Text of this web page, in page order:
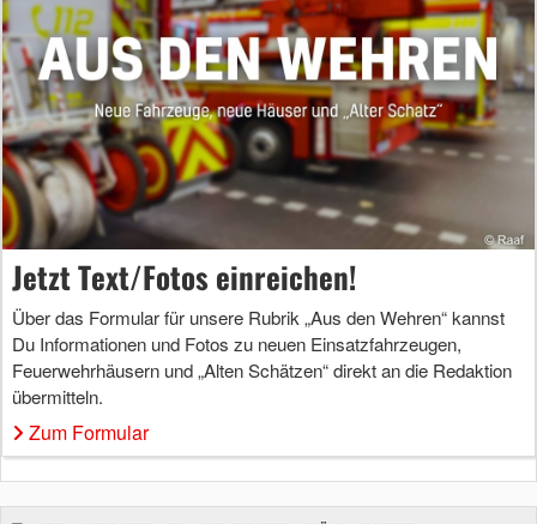
Jetzt Text/Fotos einreichen!
Über das Formular für unsere Rubrik „Aus den Wehren“ kannst
Du Informationen und Fotos zu neuen Einsatzfahrzeugen,
Feuerwehrhäusern und „Alten Schätzen“ direkt an die Redaktion
übermitteln.
Zum Formular